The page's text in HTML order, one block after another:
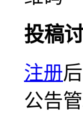
投稿
注册
公告